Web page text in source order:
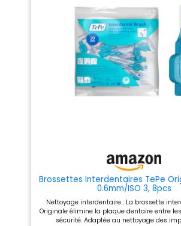
gencives. Matériaux de qualité
supérieure : Les matériaux
utilisés sont de haute qualité
et garantissent une bonne
hygiène pour la santé bucco-
dentaire. Utilisations
multiples:Stimule en douceur
et micro-massage des
gencives pour une sensation
agréable et une santé
optimale des gencives Service
Brossettes Interdentaires TePe
0.6mm/ISO 3, 8pcs
Nettoyage interdentaire : La brossette
Originale élimine la plaque dentaire entre
sécurité. Adaptée au nettoyage des